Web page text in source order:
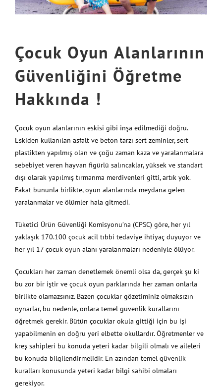
Çocuk Oyun Alanlarının
Güvenliğini Öğretme
Hakkında !
Çocuk oyun alanlarının eskisi gibi inşa edilmediği doğru.
Eskiden kullanılan asfalt ve beton tarzı sert zeminler, sert
plastikten yapılmış olan ve çoğu zaman kaza ve yaralanmalara
sebebiyet veren hayvan figürlü salıncaklar, yüksek ve standart
dışı olarak yapılmış tırmanma merdivenleri gitti, artık yok.
Fakat bununla birlikte, oyun alanlarında meydana gelen
yaralanmalar ve ölümler hala gitmedi.
Tüketici Ürün Güvenliği Komisyonu’na (CPSC) göre, her yıl
yaklaşık 170.100 çocuk acil tıbbi tedaviye ihtiyaç duyuyor ve
her yıl 17 çocuk oyun alanı yaralanmaları nedeniyle ölüyor.
Çocukları her zaman denetlemek önemli olsa da, gerçek şu ki
bu zor bir iştir ve çocuk oyun parklarında her zaman onlarla
birlikte olamazsınız. Bazen çocuklar gözetiminiz olmaksızın
oynarlar, bu nedenle, onlara temel güvenlik kurallarını
öğretmek gerekir. Bütün çocuklar okula gittiği için bu işi
yapabilmenin en doğru yeri elbette okullardır. Öğretmenler ve
kreş sahipleri bu konuda yeteri kadar bilgili olmalı ve aileleri
bu konuda bilgilendirmelidir. En azından temel güvenlik
kuralları konusunda yeteri kadar bilgi sahibi olmaları
gerekiyor.